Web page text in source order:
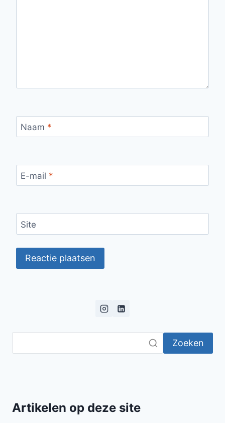
Naam *
E-mail *
Site
Zoeken
Artikelen op deze site